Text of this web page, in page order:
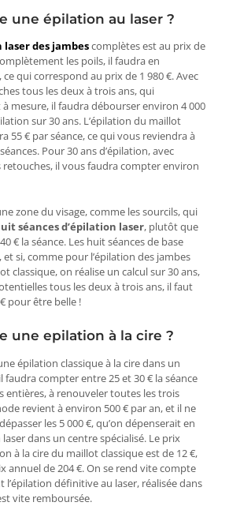
une épilation au laser ?
des jambescomplètes est au prix de
les poils, il faudra en
qui correspond au prix de 1 980 €. Avec
tous les deux à trois ans, qui
à mesure, il faudra débourser environ 4 000
sur 30 ans. L’épilation du maillot
55 € par séance, ce qui vous reviendra à
Pour 30 ans d’épilation, avec
il vous faudra compter environ
zone du visage, comme les sourcils, qui
séances d’épilation laser, plutôt que
€ la séance. Les huit séances de base
si, comme pour l’épilation des jambes
classique, on réalise un calcul sur 30 ans,
tous les deux à trois ans, il faut
pour être belle !
une epilation à la cire ?
épilation classique à la cire dans un
faudra compter entre 25 et 30 € la séance
entières, à renouveler toutes les trois
revient à environ 500 € par an, et il ne
les 5 000 €, qu’on dépenserait en
laser dans un centre spécialisé. Le prix
à la cire du maillot classique est de 12 €,
annuel de 204 €. On se rend vite compte
l’épilation définitive au laser, réalisée dans
vite remboursée.